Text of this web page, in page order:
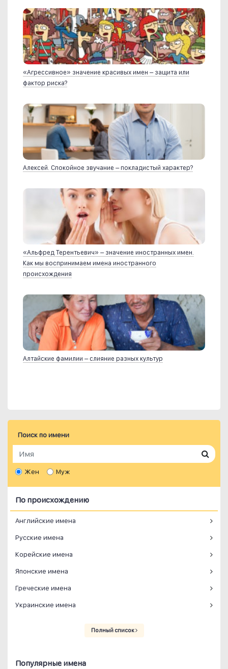
«Агрессивное» значение красивых имен – защита или
фактор риска?
Алексей. Спокойное звучание – покладистый характер?
«Альфред Терентьевич» – значение иностранных имен.
Как мы воспринимаем имена иностранного
происхождения
Алтайские фамилии – слияние разных культур
Поиск по имени
Жен Муж
По происхождению
Английские имена
Русские имена
Корейские имена
Японские имена
Греческие имена
Украинские имена
Полный список
Популярные имена